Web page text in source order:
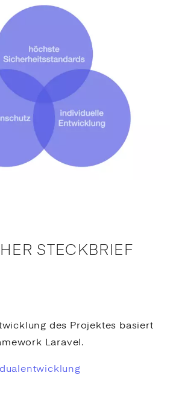
STECKBRIEF
des Projektes basiert
Laravel.